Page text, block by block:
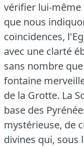
vérifier lui-même
que nous
coïncidences,
avec une clarté
sans nombre
fontaine
de la Grotte. La
base des
mystérieuse, de
divines qui, sous